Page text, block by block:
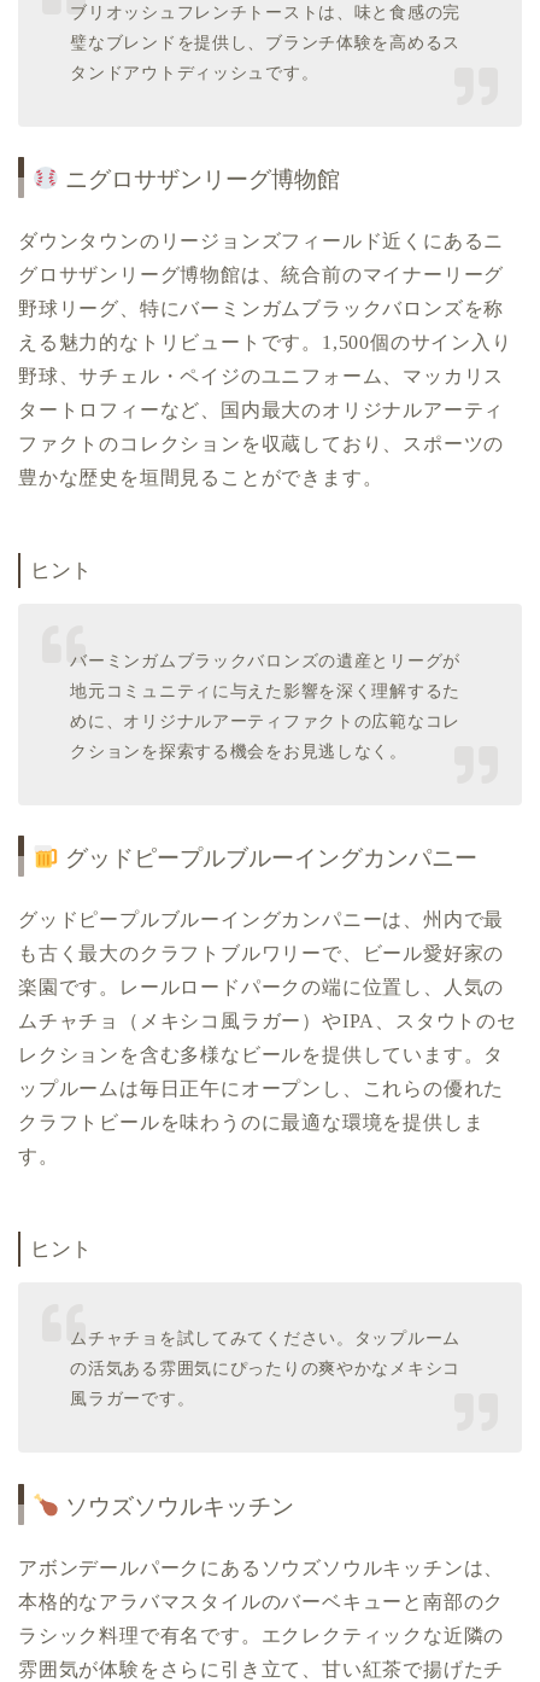
ブリオッシュフレンチトーストは、味と食感の完
璧なブレンドを提供し、ブランチ体験を高めるス
タンドアウトディッシュです。
ニグロサザンリーグ博物館
ダウンタウンのリージョンズフィールド近くにあるニ
グロサザンリーグ博物館は、統合前のマイナーリーグ
野球リーグ、特にバーミンガムブラックバロンズを称
える魅力的なトリビュートです。1,500個のサイン入り
野球、サチェル・ペイジのユニフォーム、マッカリス
タートロフィーなど、国内最大のオリジナルアーティ
ファクトのコレクションを収蔵しており、スポーツの
豊かな歴史を垣間見ることができます。
ヒント
バーミンガムブラックバロンズの遺産とリーグが
地元コミュニティに与えた影響を深く理解するた
めに、オリジナルアーティファクトの広範なコレ
クションを探索する機会をお見逃しなく。
グッドピープルブルーイングカンパニー
グッドピープルブルーイングカンパニーは、州内で最
も古く最大のクラフトブルワリーで、ビール愛好家の
楽園です。レールロードパークの端に位置し、人気の
ムチャチョ（メキシコ風ラガー）やIPA、スタウトのセ
レクションを含む多様なビールを提供しています。タ
ップルームは毎日正午にオープンし、これらの優れた
クラフトビールを味わうのに最適な環境を提供しま
す。
ヒント
ムチャチョを試してみてください。タップルーム
の活気ある雰囲気にぴったりの爽やかなメキシコ
風ラガーです。
ソウズソウルキッチン
アボンデールパークにあるソウズソウルキッチンは、
本格的なアラバマスタイルのバーベキューと南部のク
ラシック料理で有名です。エクレクティックな近隣の
雰囲気が体験をさらに引き立て、甘い紅茶で揚げたチ